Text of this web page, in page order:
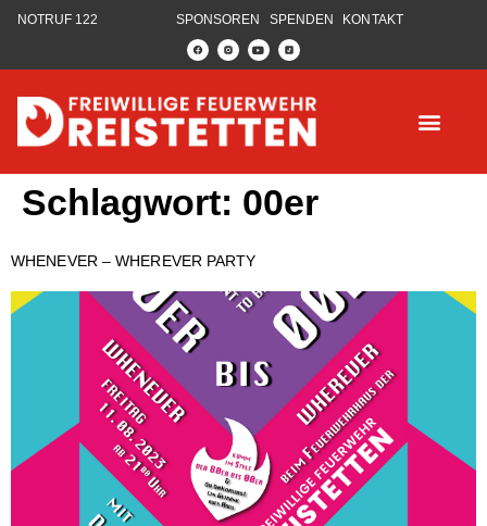
NOTRUF 122 SPONSOREN SPENDEN KONTAKT
Schlagwort: 00er
WHENEVER – WHEREVER PARTY